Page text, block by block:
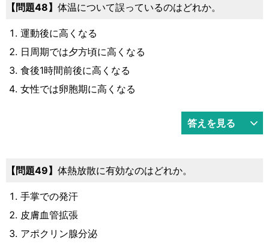
48 体温について誤っているのはどれか。
運動後に高くなる
日周期では夕方頃に高くなる
食後1時間前後に高くなる
女性では卵胞期に高くなる
答えを見る
49 体熱放散に有効なのはどれか。
手掌での発汗
皮膚血管拡張
アポクリン腺分泌